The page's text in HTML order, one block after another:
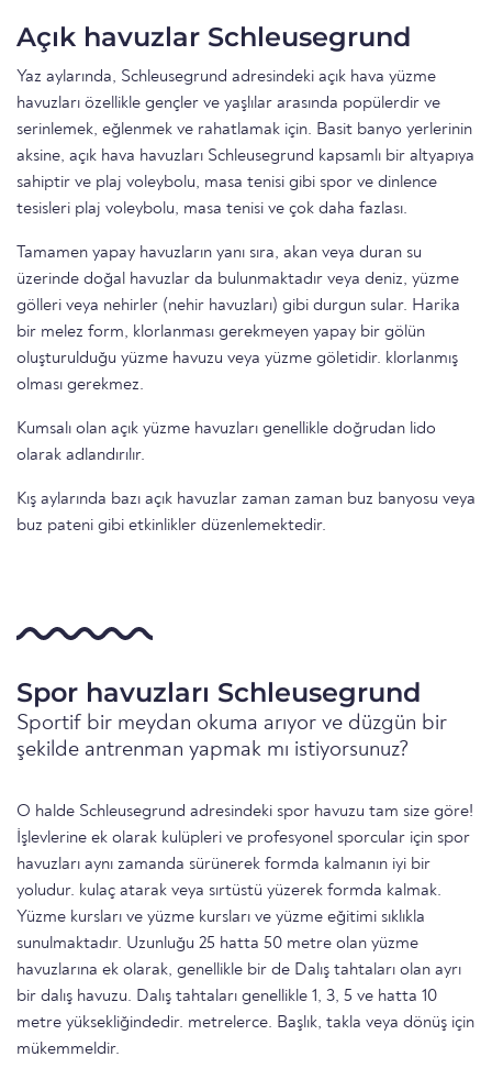
Açık havuzlar Schleusegrund
Yaz aylarında, Schleusegrund adresindeki açık hava yüzme
havuzları özellikle gençler ve yaşlılar arasında popülerdir ve
serinlemek, eğlenmek ve rahatlamak için. Basit banyo yerlerinin
aksine, açık hava havuzları Schleusegrund kapsamlı bir altyapıya
sahiptir ve plaj voleybolu, masa tenisi gibi spor ve dinlence
tesisleri plaj voleybolu, masa tenisi ve çok daha fazlası.
Tamamen yapay havuzların yanı sıra, akan veya duran su
üzerinde doğal havuzlar da bulunmaktadır veya deniz, yüzme
gölleri veya nehirler (nehir havuzları) gibi durgun sular. Harika
bir melez form, klorlanması gerekmeyen yapay bir gölün
oluşturulduğu yüzme havuzu veya yüzme göletidir. klorlanmış
olması gerekmez.
Kumsalı olan açık yüzme havuzları genellikle doğrudan lido
olarak adlandırılır.
Kış aylarında bazı açık havuzlar zaman zaman buz banyosu veya
buz pateni gibi etkinlikler düzenlemektedir.
Spor havuzları Schleusegrund
Sportif bir meydan okuma arıyor ve düzgün bir
şekilde antrenman yapmak mı istiyorsunuz?
O halde Schleusegrund adresindeki spor havuzu tam size göre!
İşlevlerine ek olarak kulüpleri ve profesyonel sporcular için spor
havuzları aynı zamanda sürünerek formda kalmanın iyi bir
yoludur. kulaç atarak veya sırtüstü yüzerek formda kalmak.
Yüzme kursları ve yüzme kursları ve yüzme eğitimi sıklıkla
sunulmaktadır. Uzunluğu 25 hatta 50 metre olan yüzme
havuzlarına ek olarak, genellikle bir de Dalış tahtaları olan ayrı
bir dalış havuzu. Dalış tahtaları genellikle 1, 3, 5 ve hatta 10
metre yüksekliğindedir. metrelerce. Başlık, takla veya dönüş için
mükemmeldir.